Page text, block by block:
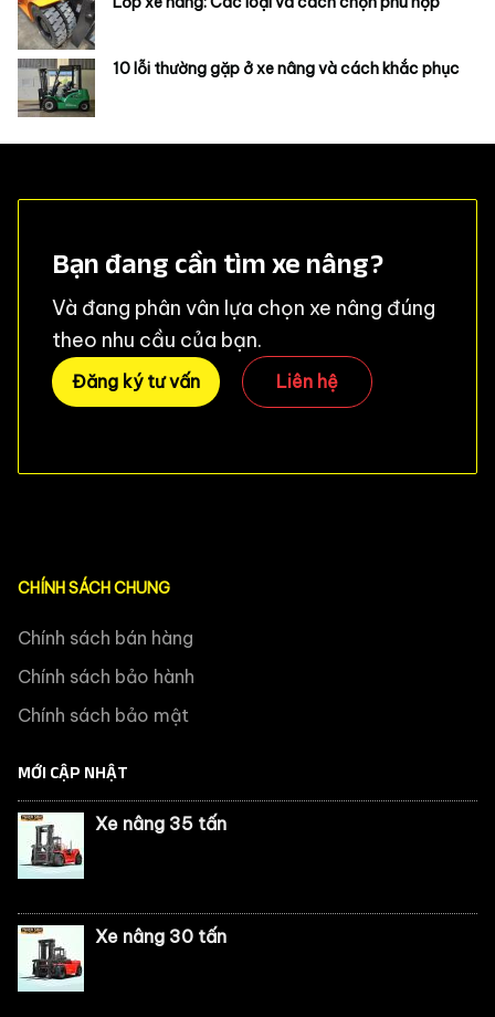
10 lỗi thường gặp ở xe nâng và cách khắc phục
Bạn đang cần tìm xe nâng?
Và đang phân vân lựa chọn xe nâng đúng
theo nhu cầu của bạn.
Đăng ký tư vấn Liên hệ
CHÍNH SÁCH CHUNG
Chính sách bán hàng
Chính sách bảo hành
Chính sách bảo mật
MỚI CẬP NHẬT
Xe nâng 35 tấn
Xe nâng 30 tấn